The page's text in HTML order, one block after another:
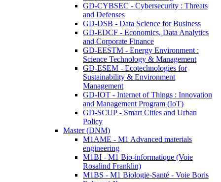
GD-CYBSEC - Cybersecurity : Threats
and Defenses
GD-DSB - Data Science for Business
GD-EDCF - Economics, Data Analytics
and Corporate Finance
GD-EESTM - Energy Environment :
Science Technology & Management
GD-ESEM - Ecotechnologies for
Sustainability & Environment
Management
GD-IOT - Internet of Things : Innovation
and Management Program (IoT)
GD-SCUP - Smart Cities and Urban
Policy
Master (DNM)
M1AME - M1 Advanced materials
engineering
M1BI - M1 Bio-informatique (Voie
Rosalind Franklin)
M1BS - M1 Biologie-Santé - Voie Boris